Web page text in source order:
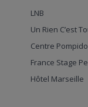
LNB
Un Rien C’est
Centre
France Stage
Hôtel Marseille